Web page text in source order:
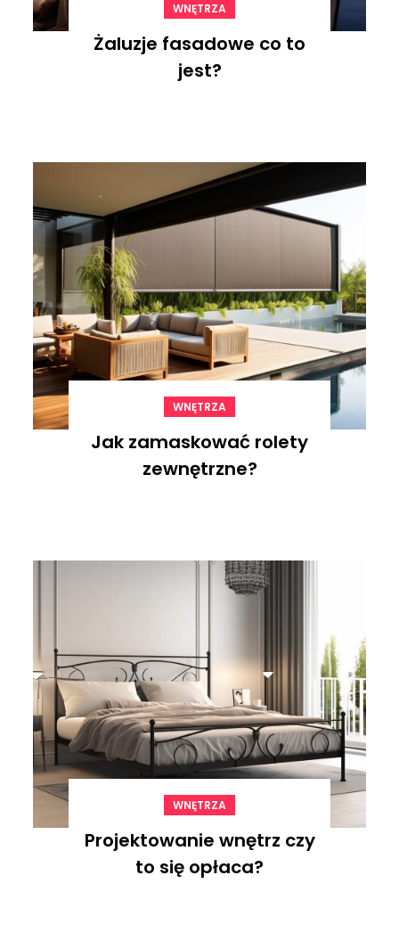
WNĘTRZA
Żaluzje fasadowe co to
jest?
WNĘTRZA
Jak zamaskować rolety
zewnętrzne?
WNĘTRZA
Projektowanie wnętrz czy
to się opłaca?